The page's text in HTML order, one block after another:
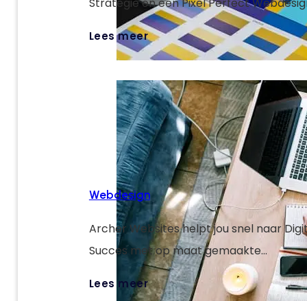
sleutels zijn om jouw digitale targets te
Lees meer
Webdesign
Archer Websites helpt jou snel naar
Succes met op maat gemaakte
weboplossingen die jouw doelen
je online laten groeien.
Lees meer